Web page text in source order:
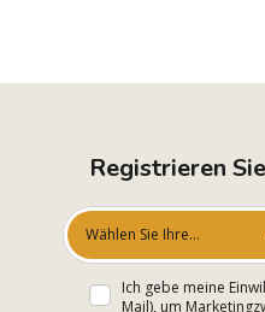
Registrieren
Wählen Sie Ihre
Interessen aus
Ich gebe meine
Mail), um